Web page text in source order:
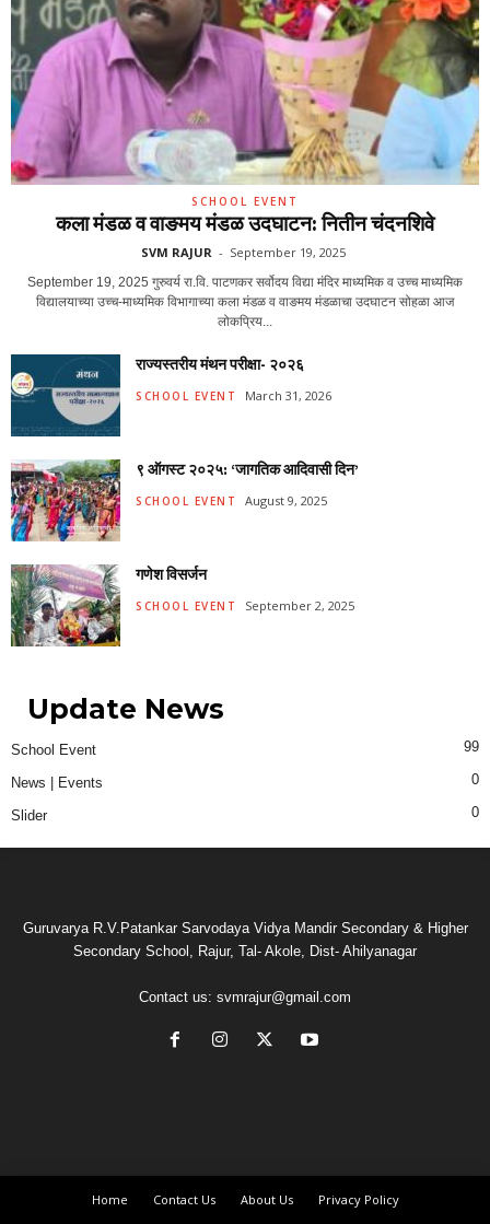
SCHOOL EVENT
कला मंडळ व वाङमय मंडळ उदघाटन: नितीन चंदनशिवे
SVM RAJUR - September 19, 2025
September 19, 2025 गुरुवर्य रा.वि. पाटणकर सर्वोदय विद्या मंदिर माध्यमिक व उच्च माध्यमिक
विद्यालयाच्या उच्च-माध्यमिक विभागाच्या कला मंडळ व वाङमय मंडळाचा उदघाटन सोहळा आज
लोकप्रिय...
राज्यस्तरीय मंथन परीक्षा- २०२६
SCHOOL EVENT March 31, 2026
९ ऑगस्ट २०२५: ‘जागतिक आदिवासी दिन’
SCHOOL EVENT August 9, 2025
गणेश विसर्जन
SCHOOL EVENT September 2, 2025
Update News
School Event 99
News | Events 0
Slider 0
Guruvarya R.V.Patankar Sarvodaya Vidya Mandir Secondary & Higher
Secondary School, Rajur, Tal- Akole, Dist- Ahilyanagar
Contact us: svmrajur@gmail.com
Home Contact Us About Us Privacy Policy